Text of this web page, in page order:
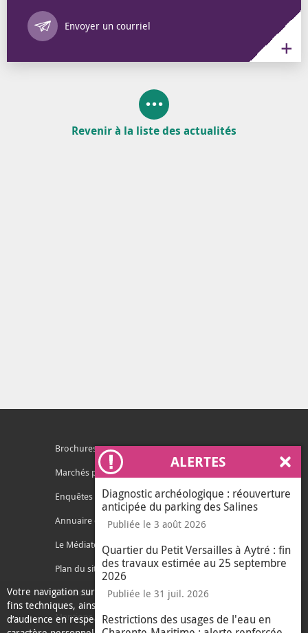
Votre navigation sur ce site nécessite l’usage de cookies pour des
fins techniques, ainsi que des cookies anonymisés de mesure
d’audience en respect de la législation relative aux données à
ALERTES
Diagnostic archéologique : réouverture
anticipée du parking des Salines
Publiée le 3 août 2026
Quartier du Petit Versailles à Aytré : fin
des travaux estimée au 25 septembre
2026
Publiée le 31 juil. 2026
Restrictions des usages de l'eau en
Envoyer un courriel
Annuaire
Revenir à la liste des actualités
Brochures
Marchés publics
Enquêtes publiques
Annuaire des services
Le Médiateur de l'Agglo
Plan du site
Contacter l'agglo
Mentions légales